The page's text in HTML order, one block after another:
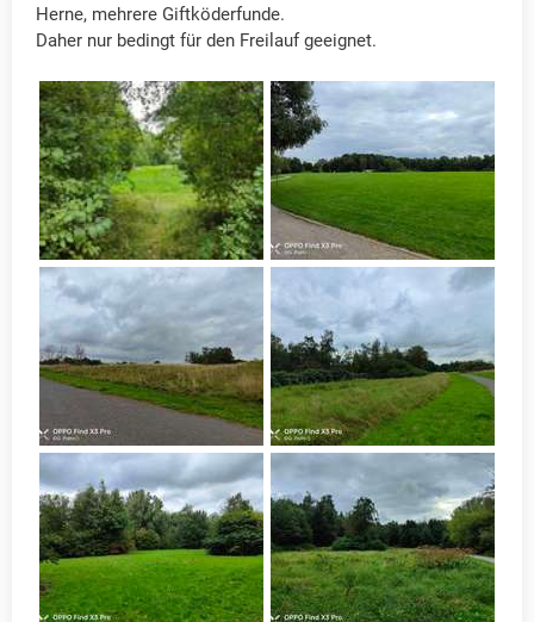
Herne, mehrere Giftköderfunde.
Daher nur bedingt für den Freilauf geeignet.